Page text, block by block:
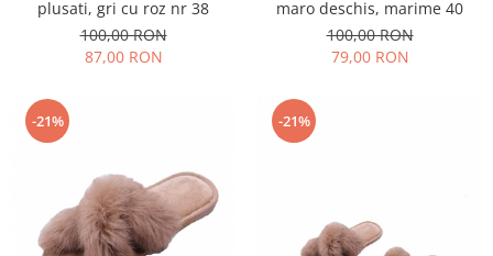
plusati, gri cu roz nr 38
100,00 RON
87,00 RON
maro deschis, marime 40
100,00 RON
79,00 RON
-21% -21%